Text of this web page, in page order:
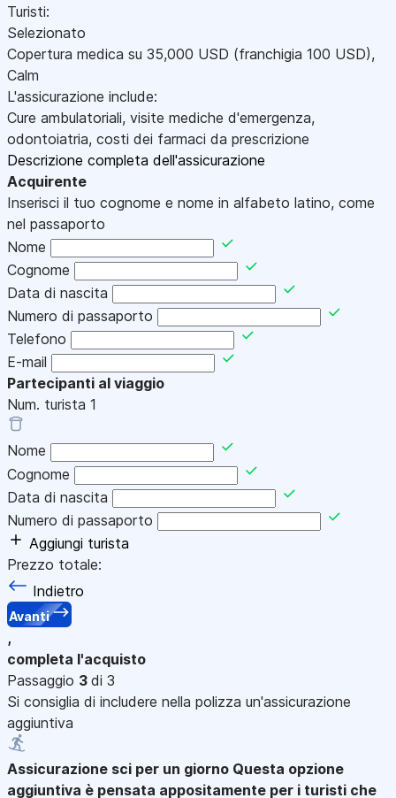
Turisti:
Selezionato
Copertura medica su 35,000 USD (franchigia 100 USD),
Calm
L'assicurazione include:
Cure ambulatoriali, visite mediche d'emergenza,
odontoiatria, costi dei farmaci da prescrizione
Descrizione completa dell'assicurazione
Acquirente
Inserisci il tuo cognome e nome in alfabeto latino, come
nel passaporto
Nome
Cognome
Data di nascita
Numero di passaporto
Telefono
E-mail
Partecipanti al viaggio
Num. turista 1
Nome
Cognome
Data di nascita
Numero di passaporto
Aggiungi turista
Prezzo totale:
Indietro
Avanti
,
completa l'acquisto
Passaggio 3 di 3
Si consiglia di includere nella polizza un'assicurazione
aggiuntiva
Assicurazione sci per un giorno Questa opzione
aggiuntiva è pensata appositamente per i turisti che